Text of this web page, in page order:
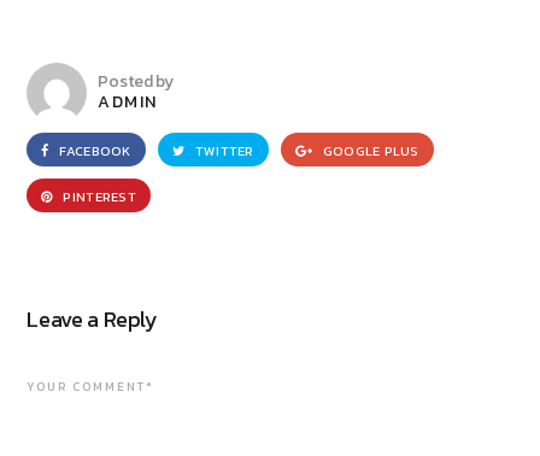
Posted by
ADMIN
FACEBOOK TWITTER GOOGLE PLUS
PINTEREST
Leave a Reply
YOUR COMMENT*